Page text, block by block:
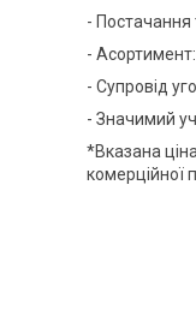
- Постачання
-
- Супровід
- Значимий
*Вказана
комерційної